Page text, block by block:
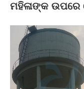
ମହିଳାଙ୍କ ଉପରେ